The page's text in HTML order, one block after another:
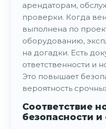
арендаторам,
проверки. Когда
выполнена по
оборудованию,
на догадки. Есть
ответственности и
Это повышает
вероятность
Соответствие
безопасности